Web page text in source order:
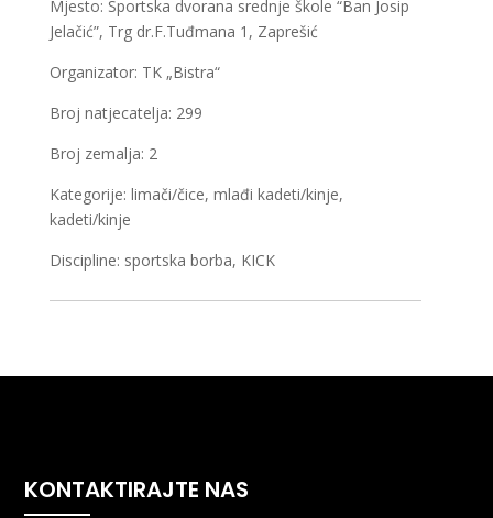
Mjesto: Sportska dvorana srednje škole “Ban Josip
Jelačić”, Trg dr.F.Tuđmana 1, Zaprešić
Organizator: TK „Bistra“
Broj natjecatelja: 299
Broj zemalja: 2
Kategorije: limači/čice, mlađi kadeti/kinje,
kadeti/kinje
Discipline: sportska borba, KICK
KONTAKTIRAJTE NAS